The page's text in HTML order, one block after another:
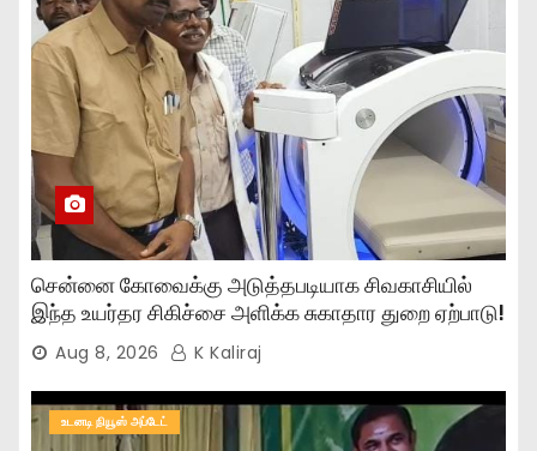
சென்னை கோவைக்கு அடுத்தபடியாக சிவகாசியில்
இந்த உயர்தர சிகிச்சை அளிக்க சுகாதார துறை ஏற்பாடு!
Aug 8, 2026 K Kaliraj
உடனடி நியூஸ் அப்டேட்